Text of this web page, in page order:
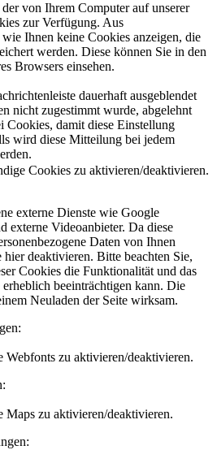
von Ihrem Computer auf unserer
zur Verfügung. Aus
Ihnen keine Cookies anzeigen, die
werden. Diese können Sie in den
Browsers einsehen.
dauerhaft ausgeblendet
nicht zugestimmt wurde, abgelehnt
Cookies, damit diese Einstellung
wird diese Mitteilung bei jedem
Cookies zu aktivieren/deaktivieren.
externe Dienste wie Google
externe Videoanbieter. Da diese
Daten von Ihnen
hier deaktivieren. Bitte beachten Sie,
Cookies die Funktionalität und das
erheblich beeinträchtigen kann. Die
Neuladen der Seite wirksam.
zu aktivieren/deaktivieren.
zu aktivieren/deaktivieren.